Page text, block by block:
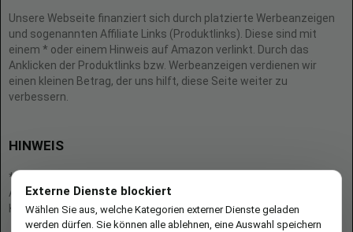
Unsere Webseite finanziert sich durch platzierte Werbeanzeigen
und sogenannten Affiliate Links (Produktlinks). Diese sind mit
einem * oder einem Hinweis auf Amazon verlinkt. Durch das
Anklicken der Produktlinks bzw. Werbeanzeigen verdienen wir
einen kleinen Betrag, der uns hilft, diese Seite weiter zu
verbessern.
HINWEIS
* = Afilliate-Link (=Werbung)
Als Amazon-Partner verdient der Seitenbetreiber an qualifizierten
Käufen.
Externe Dienste blockiert
Wählen Sie aus, welche Kategorien externer Dienste geladen
werden dürfen. Sie können alle ablehnen, eine Auswahl speichern